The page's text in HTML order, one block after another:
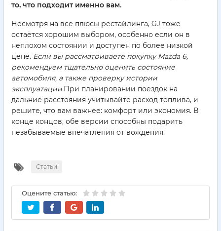
то, что подходит именно вам.
Несмотря на все плюсы рестайлинга, GJ тоже
остаётся хорошим выбором, особенно если он в
неплохом состоянии и доступен по более низкой
цене. Если вы рассматриваете покупку Mazda 6,
рекомендуем тщательно оценить состояние
автомобиля, а также проверку истории
эксплуатации.При планировании поездок на
дальние расстояния учитывайте расход топлива, и
решите, что вам важнее: комфорт или экономия. В
конце концов, обе версии способны подарить
незабываемые впечатления от вождения.
Статьи
Оцените статью: